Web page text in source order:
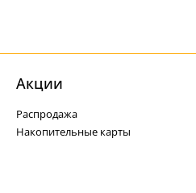
Акции
Распродажа
Накопительные карты